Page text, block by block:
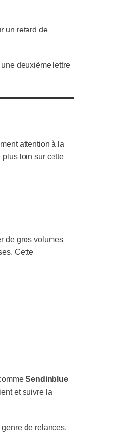
un retard de
deuxième lettre
attention à la
plus loin sur cette
de gros volumes
Cette
Sendinblue
et suivre la
de relances.